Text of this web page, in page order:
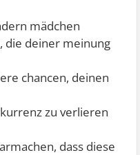
mädchen
die deiner meinung
chancen, deinen
zu verlieren
dass diese